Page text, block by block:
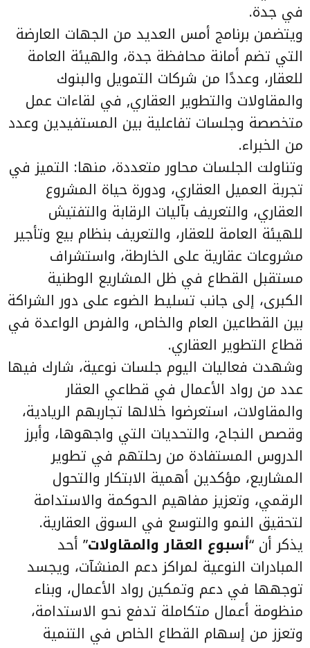
في جدة.
ويتضمن برنامج أمس العديد من الجهات العارضة
التي تضم أمانة محافظة جدة، والهيئة العامة
للعقار، وعددًا من شركات التمويل والبنوك
والمقاولات والتطوير العقاري, في لقاءات عمل
متخصصة وجلسات تفاعلية بين المستفيدين وعدد
من الخبراء.
وتناولت الجلسات محاور متعددة، منها: التميز في
تجربة العميل العقاري، ودورة حياة المشروع
العقاري، والتعريف بآليات الرقابة والتفتيش
للهيئة العامة للعقار، والتعريف بنظام بيع وتأجير
مشروعات عقارية على الخارطة، واستشراف
مستقبل القطاع في ظل المشاريع الوطنية
الكبرى، إلى جانب تسليط الضوء على دور الشراكة
بين القطاعين العام والخاص، والفرص الواعدة في
قطاع التطوير العقاري.
وشهدت فعاليات اليوم جلسات نوعية، شارك فيها
عدد من رواد الأعمال في قطاعي العقار
والمقاولات، استعرضوا خلالها تجاربهم الريادية،
وقصص النجاح، والتحديات التي واجهوها، وأبرز
الدروس المستفادة من رحلتهم في تطوير
المشاريع، مؤكدين أهمية الابتكار والتحول
الرقمي، وتعزيز مفاهيم الحوكمة والاستدامة
لتحقيق النمو والتوسع في السوق العقارية.
يذكر أن “أسبوع العقار والمقاولات” أحد
المبادرات النوعية لمراكز دعم المنشآت، ويجسد
توجهها في دعم وتمكين رواد الأعمال، وبناء
منظومة أعمال متكاملة تدفع نحو الاستدامة،
وتعزز من إسهام القطاع الخاص في التنمية